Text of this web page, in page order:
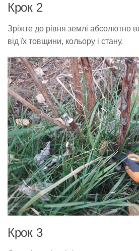
Крок 2
Зріжте до рівня землі абсолютно
від їх товщини, кольору і стану.
Крок 3